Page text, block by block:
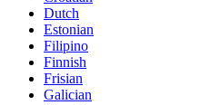
Dutch
Estonian
Filipino
Finnish
Frisian
Galician